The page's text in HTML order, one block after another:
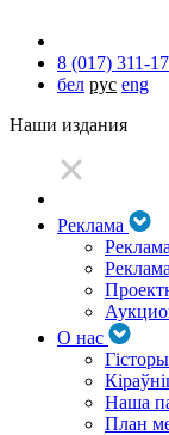
8 (017) 311-
бел рус eng
Наши издания
Реклама
О нас
Наша
План